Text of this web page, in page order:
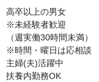
高卒以上の男女
※未経験者歓迎
（週実働30時間未満）
※時間・曜日は応相談
主婦(夫)活躍中
扶養内勤務OK